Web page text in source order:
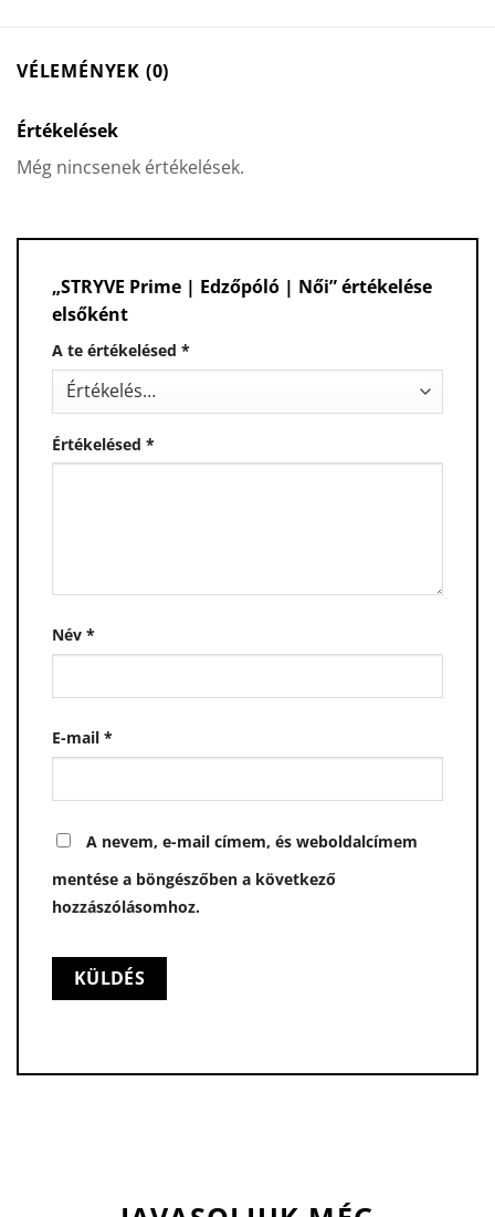
VÉLEMÉNYEK (0)
Értékelések
Még nincsenek értékelések.
„STRYVE Prime | Edzőpóló | Női” értékelése
elsőként
A te értékelésed *
Értékelésed *
Név *
E-mail *
A nevem, e-mail címem, és weboldalcímem
mentése a böngészőben a következő
hozzászólásomhoz.